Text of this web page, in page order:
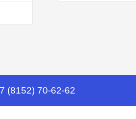
(8152) 70-62-62